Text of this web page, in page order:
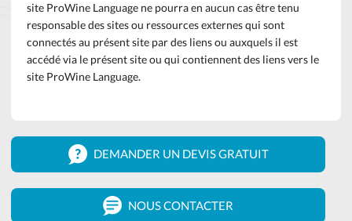
site ProWine Language ne pourra en aucun cas être tenu
responsable des sites ou ressources externes qui sont
connectés au présent site par des liens ou auxquels il est
accédé via le présent site ou qui contiennent des liens vers le
site ProWine Language.
DEMANDER UN DEVIS GRATUIT
NOUS CONTACTER